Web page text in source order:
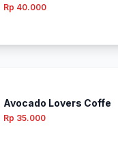
Rp 40.000
Avocado Lovers Coffe
Rp 35.000